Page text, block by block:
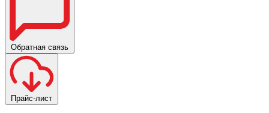
Обратная связь
Прайс-лист